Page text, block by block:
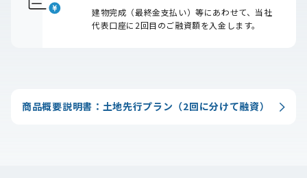
建物完成（最終金支払い）等にあわせて、当社
代表口座に2回目のご融資額を入金します。
商品概要説明書：土地先行プラン（2回に分けて融資）